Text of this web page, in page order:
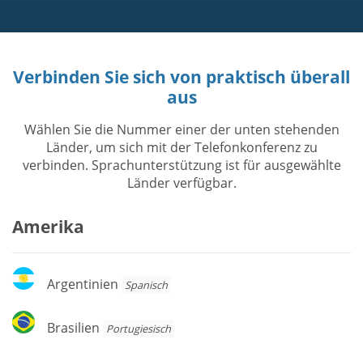
Verbinden Sie sich von praktisch überall
aus
Wählen Sie die Nummer einer der unten stehenden
Länder, um sich mit der Telefonkonferenz zu
verbinden. Sprachunterstützung ist für ausgewählte
Länder verfügbar.
Amerika
Argentinien
Argentinien Spanisch
Brasilien
Brasilien Por­tu­gie­sisch